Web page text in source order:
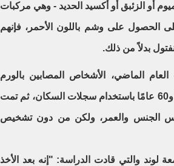
أو الزئبق أو أكسيد الحديد - وهي مركبات
الحصول على وشم باللون الأحمر، فإنهم
بدلاً من ذلك.
الماضي، الأشخاص المصابين بالورم
الليمفاوي الذين تتراوح أعمارهم بين 20 و60 عامًا باستخدام سجلات السكان، ثم تمت
الجنس والعمر، ولكن من دون تشخيص
لوند والتي قادت الدراسة: "إنه بعد الأخذ